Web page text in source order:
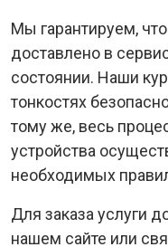
Мы гарантируем,
доставлено в
состоянии. Наши
тонкостях
тому же, весь
устройства
необходимых
Для заказа услуги
нашем сайте или